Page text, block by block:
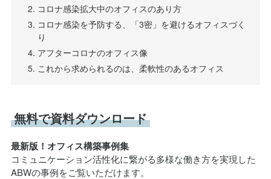
コロナ感染拡大中のオフィスのあり方
コロナ感染を予防する、「3密」を避けるオフィスづく
り
アフターコロナのオフィス像
これから求められるのは、柔軟性のあるオフィス
無料で資料ダウンロード
最新版！オフィス構築事例集
コミュニケーション活性化に繋がる多様な働き方を実現した
ABWの事例をご覧いただけます。